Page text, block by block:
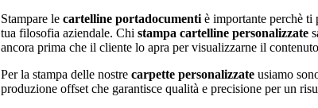
Stampare le cartelline portadocumenti è importante perchè ti
tua filosofia aziendale. Chi stampa cartelline personalizzate
ancora prima che il cliente lo apra per visualizzarne il
Per la stampa delle nostre carpette personalizzate usiamo
produzione offset che garantisce qualità e precisione per un